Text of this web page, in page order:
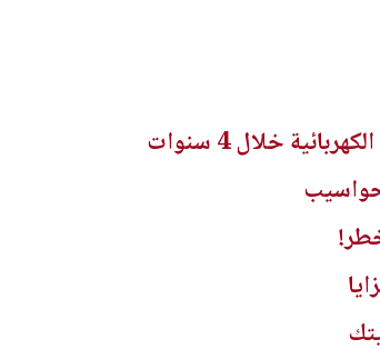
خلال 4 سنوات